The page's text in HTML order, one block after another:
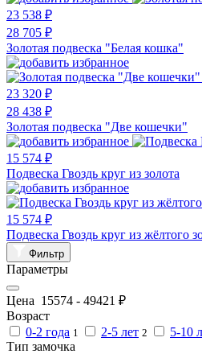
23 538 ₽
28 705 ₽
Золотая подвеска "Белая кошка"
23 320 ₽
28 438 ₽
Золотая подвеска "Две кошечки"
15 574 ₽
Подвеска Гвоздь круг из золота
15 574 ₽
Подвеска Гвоздь круг из жёлтого
Фильтр
Параметры
Цена 15574 - 49421 ₽
Возраст
0-2 года 1 2-5 лет 2 5-10
Тип замочка